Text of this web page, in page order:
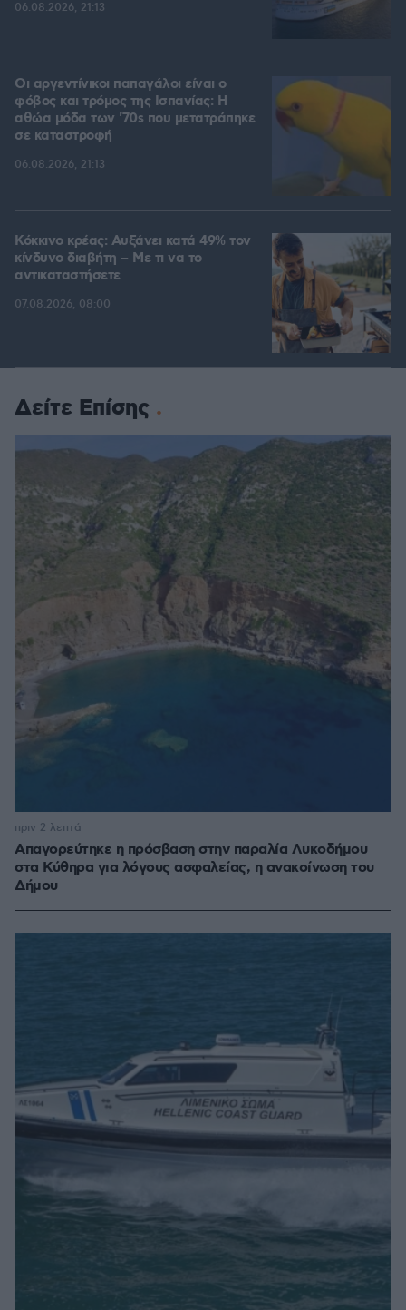
06.08.2026, 21:13
Οι αργεντίνικοι παπαγάλοι είναι ο
φόβος και τρόμος της Ισπανίας: Η
αθώα μόδα των '70s που μετατράπηκε
σε καταστροφή
06.08.2026, 21:13
Κόκκινο κρέας: Αυξάνει κατά 49% τον
κίνδυνο διαβήτη – Με τι να το
αντικαταστήσετε
07.08.2026, 08:00
Δείτε Επίσης
Απαγορεύτηκε η πρόσβαση στην παραλία Λυκοδήμου
στα Κύθηρα για λόγους ασφαλείας, η ανακοίνωση του
Δήμου
πριν 2 λεπτά